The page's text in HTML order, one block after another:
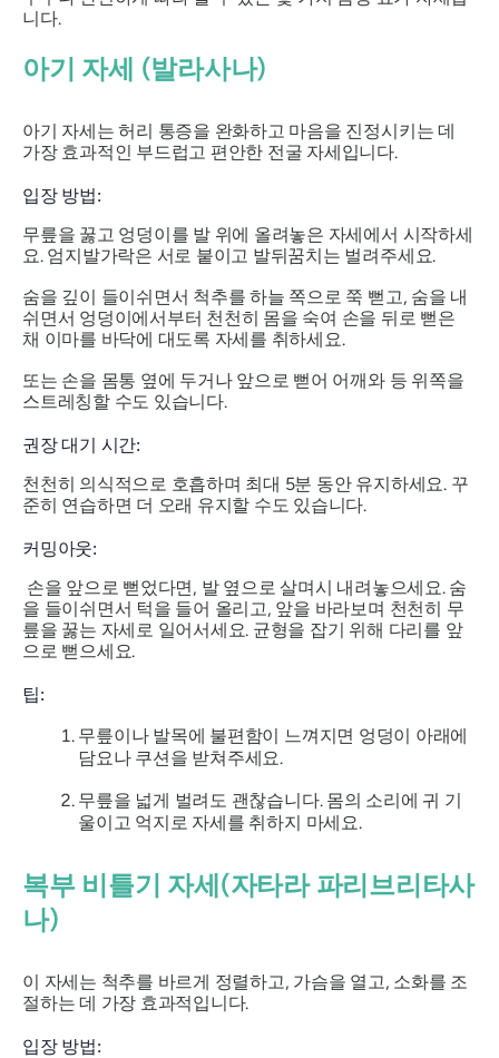
니다.
아기 자세 (발라사나)
아기 자세는 허리 통증을 완화하고 마음을 진정시키는 데
가장 효과적인 부드럽고 편안한 전굴 자세입니다.
입장 방법:
무릎을 꿇고 엉덩이를 발 위에 올려놓은 자세에서 시작하세
요. 엄지발가락은 서로 붙이고 발뒤꿈치는 ​​벌려주세요.
숨을 깊이 들이쉬면서 척추를 하늘 쪽으로 쭉 뻗고, 숨을 내
쉬면서 엉덩이에서부터 천천히 몸을 숙여 손을 뒤로 뻗은
채 이마를 바닥에 대도록 자세를 취하세요.
또는 손을 몸통 옆에 두거나 앞으로 뻗어 어깨와 등 위쪽을
스트레칭할 수도 있습니다.
권장 대기 시간:
천천히 의식적으로 호흡하며 최대 5분 동안 유지하세요. 꾸
준히 연습하면 더 오래 유지할 수도 있습니다.
커밍아웃:
손을 앞으로 뻗었다면, 발 옆으로 살며시 내려놓으세요. 숨
을 들이쉬면서 턱을 들어 올리고, 앞을 바라보며 천천히 무
릎을 꿇는 자세로 일어서세요. 균형을 잡기 위해 다리를 앞
으로 뻗으세요.
팁:
무릎이나 발목에 불편함이 느껴지면 엉덩이 아래에
담요나 쿠션을 받쳐주세요.
무릎을 넓게 벌려도 괜찮습니다. 몸의 소리에 귀 기
울이고 억지로 자세를 취하지 마세요.
복부 비틀기 자세(자타라 파리브리타사
나)
이 자세는 척추를 바르게 정렬하고, 가슴을 열고, 소화를 조
절하는 데 가장 효과적입니다.
입장 방법: